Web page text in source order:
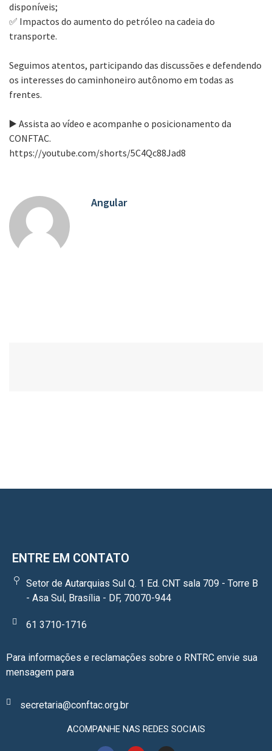
disponíveis;
✅ Impactos do aumento do petróleo na cadeia do
transporte.
Seguimos atentos, participando das discussões e defendendo
os interesses do caminhoneiro autônomo em todas as
frentes.
▶️ Assista ao vídeo e acompanhe o posicionamento da
CONFTAC.
https://youtube.com/shorts/5C4Qc88Jad8
Angular
ENTRE EM CONTATO
Setor de Autarquias Sul Q. 1 Ed. CNT sala 709 - Torre B
- Asa Sul, Brasília - DF, 70070-944
61 3710-1716
Para informações e reclamações sobre o RNTRC envie sua
mensagem para
secretaria@conftac.org.br
ACOMPANHE NAS REDES SOCIAIS